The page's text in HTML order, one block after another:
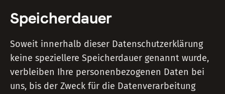
Speicherdauer
Soweit innerhalb dieser Datenschutzerklärung
keine speziellere Speicherdauer genannt wurde,
verbleiben Ihre personenbezogenen Daten bei
uns, bis der Zweck für die Datenverarbeitung